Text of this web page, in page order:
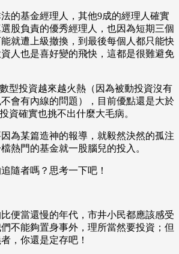
的基金經理人，其他9成的經理人確實
股負責的優秀經理人，也因為短期三個
就遭上級撤換，到最後每個人都只能快
人也是喜好變的飛快，這都是很難避免
型投資越來越火熱（因為被動投資沒有
會有內線的問題），目前優點還是大於
資確實也挑不出什麼大毛病。
為某篇造神的報導，就毅然決然的孤注
熱門的基金就一股腦兒的投入。
隨者嗎？思考一下吧！
便當還慢的年代，市井小民都應該感受
不能夠置身事外，理所當然要投資；但
，你還是定存吧！